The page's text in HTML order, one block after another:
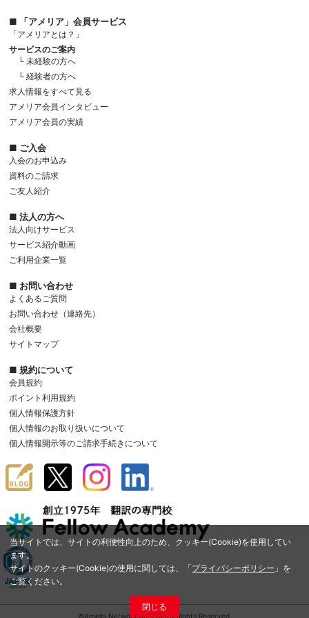
当サイトでは、サイトの利便性向上のため、クッキー(Cookie)を使用してい
ます。
サイトのクッキー(Cookie)の使用に関しては、「プライバシーポリシー 」を
ご覧ください。
閉じる
■ 「アメリア」会員サービス
「アメリアとは？」
サービスのご案内
└ 未経験の方へ
└ 経験者の方へ
求人情報をすべて見る
アメリア会員インタビュー
アメリア会員の実績
■ ご入会
入会のお申込み
資料のご請求
ご友人紹介
■ 法人の方へ
法人向けサービス
サービス紹介動画
ご利用企業一覧
■ お問い合わせ
よくあるご質問
お問い合わせ（連絡先）
会社概要
サイトマップ
■ 規約について
会員規約
ポイント利用規約
個人情報保護方針
個人情報のお取り扱いについて
個人情報開示等のご請求手続きについて
©Amelia Network Co.,Ltd. All Rights Reserved.